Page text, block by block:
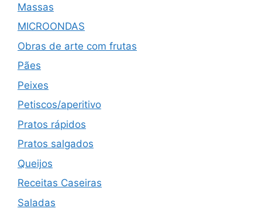
Massas
MICROONDAS
Obras de arte com frutas
Pães
Peixes
Petiscos/aperitivo
Pratos rápidos
Pratos salgados
Queijos
Receitas Caseiras
Saladas